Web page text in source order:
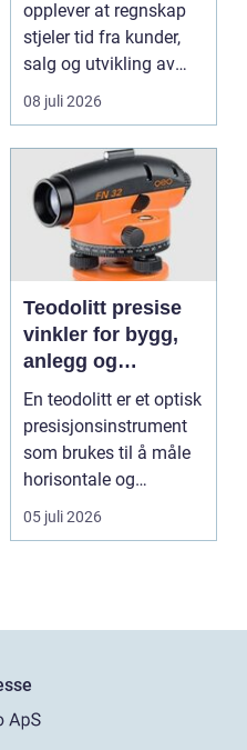
opplever at regnskap
stjeler tid fra kunder,
salg og utvikling av
virksomheten. Samt...
08 juli 2026
Teodolitt presise
vinkler for bygg,
anlegg og
kartlegging
En teodolitt er et optisk
presisjonsinstrument
som brukes til å måle
horisontale og
vertikale vinkle...
05 juli 2026